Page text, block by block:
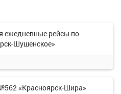
ежедневные рейсы по
Шушенское»
«Красноярск-Шира»